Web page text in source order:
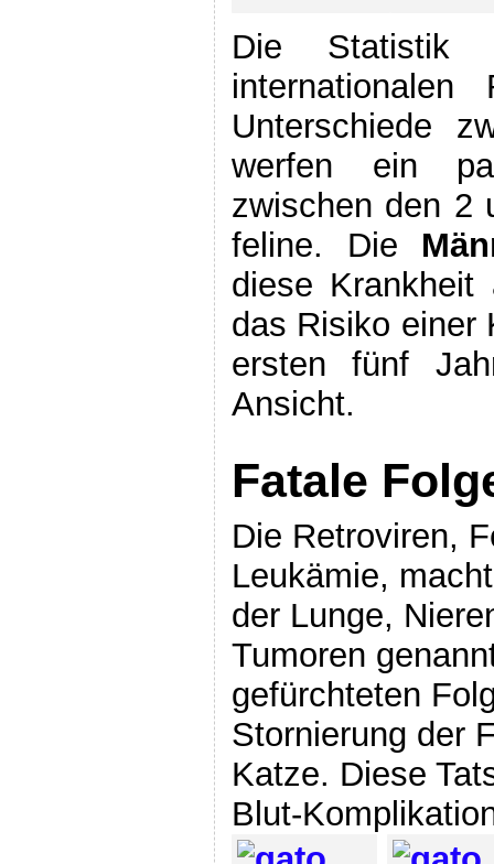
Die Statistik
Unterschiede
werfen ein
zwischen den 2
feline. Die
diese Krankheit
das Risiko einer
ersten fünf
Ansicht.
Fatale
Die Retroviren,
Leukämie,
der Lunge,
Tumoren
gefürchteten
Stornierung der
Katze. Diese
Blut-